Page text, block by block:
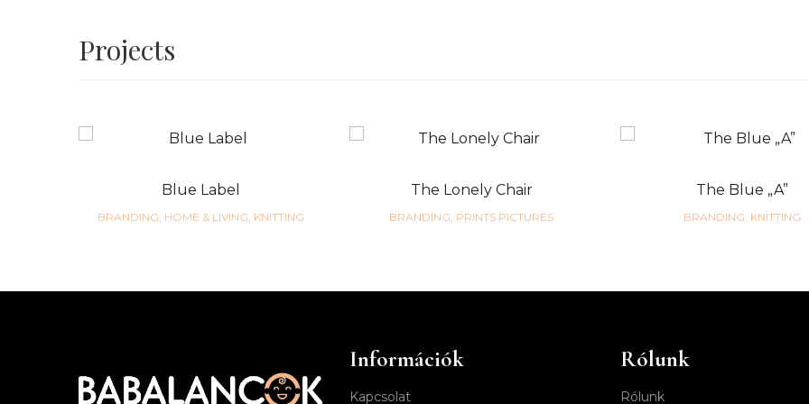
Projects
Blue Label
BRANDING, HOME & LIVING, KNITTING
The Lonely Chair
BRANDING, PRINTS PICTURES
The Blue „A”
BRANDING, KNITTING
Információk
Kapcsolat
Rólunk
Rólunk